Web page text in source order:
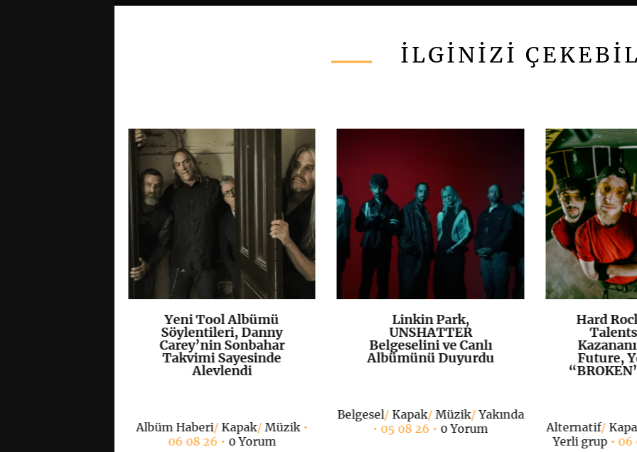
İLGİNİZİ
K+
Yeni Tool Albümü
Söylentileri, Danny
Carey’nin Sonbahar
Takvimi Sayesinde
Alevlendi
Albüm Haberi/ Kapak/Müzik•
06 08 26 • 0 Yorum
K+
Linkin Park,
UNSHATTER
Belgeselini ve Canlı
Albümünü Duyurdu
Belgesel/ Kapak/Müzik/Yakında
• 05 08 26 • 0 Yorum
Hard
Future,
Alternatif/
Yerli grup• 06